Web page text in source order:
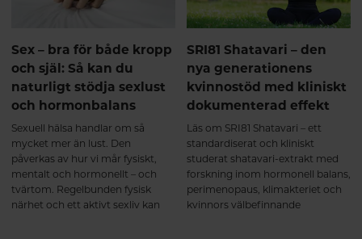
första veckorna till långsiktigt
stöd för muskler och leder
Intresset för kollagentillskott
fortsätter att öka – inte bara för
hudens skull, utan också för
muskler, leder, senor och annan
bindväv. Men vad händer
egentligen i kroppen när man
börjar ta ett multikollagen med
kollagen typ I, II och III? Här går
vi igenom vad forskningen visar –
från de första veckorna till de
långsiktiga förändringarna.
Sex – bra för både kropp
och själ: Så kan du
naturligt stödja sexlust
och hormonbalans
Sexuell hälsa handlar om så
mycket mer än lust. Den
påverkas av hur vi mår fysiskt,
mentalt och hormonellt – och
tvärtom. Regelbunden fysisk
närhet och ett aktivt sexliv kan
SRI81 Shatavari – den
nya generationens
kvinnostöd med kliniskt
dokumenterad effekt
Läs om SRI81 Shatavari – ett
standardiserat och kliniskt
studerat shatavari-extrakt med
forskning inom hormonell balans,
perimenopaus, klimakteriet och
kvinnors välbefinnande